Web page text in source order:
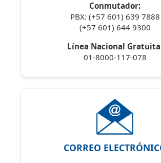
Conmutador:
PBX: (+57 601) 639 7888
(+57 601) 644 9300
Línea Nacional
01-8000-117-078
CORREO